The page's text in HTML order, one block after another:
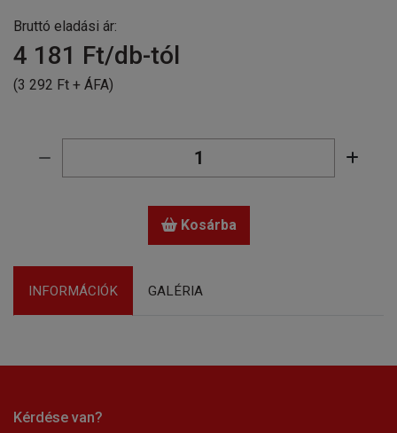
Bruttó eladási ár:
4 181 Ft/db-tól
(3 292 Ft + ÁFA)
Kosárba
INFORMÁCIÓK GALÉRIA
Kérdése van?